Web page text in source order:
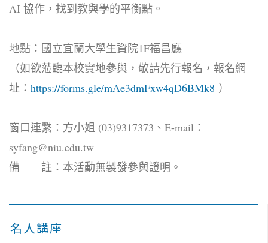
名人講座
AI 協作，找到教與學的平衡點。
地點：國立宜蘭大學生資院1F福昌廳
（如欲蒞臨本校實地參與，敬請先行報名，報名網
址： https://forms.gle/mAe3dmFxw4qD6BMk8 ）
窗口連繫：方小姐 (03)9317373、E-mail：
syfang@niu.edu.tw
備 註：本活動無製發參與證明。